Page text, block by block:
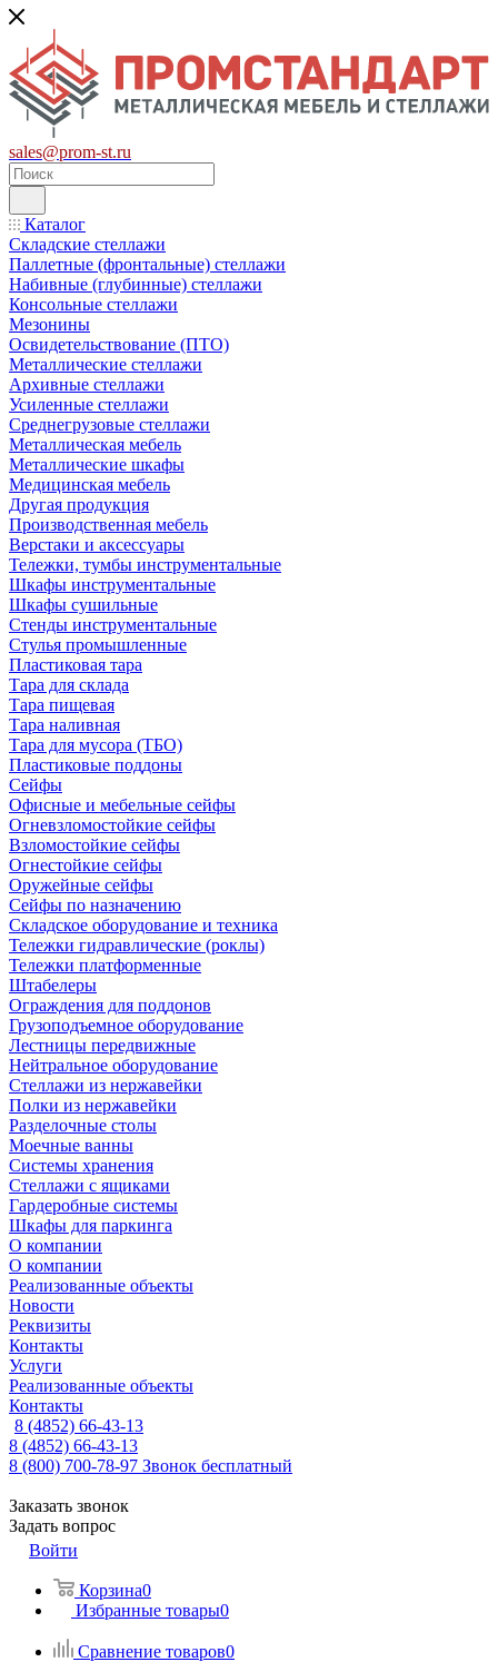
sales@prom-st.ru
Каталог
Складские стеллажи
Паллетные (фронтальные) стеллажи
Набивные (глубинные) стеллажи
Консольные стеллажи
Мезонины
Освидетельствование (ПТО)
Металлические стеллажи
Архивные стеллажи
Усиленные стеллажи
Среднегрузовые стеллажи
Металлическая мебель
Металлические шкафы
Медицинская мебель
Другая продукция
Производственная мебель
Верстаки и аксессуары
Тележки, тумбы инструментальные
Шкафы инструментальные
Шкафы сушильные
Стенды инструментальные
Cтулья промышленные
Пластиковая тара
Тара для склада
Тара пищевая
Тара наливная
Тара для мусора (ТБО)
Пластиковые поддоны
Сейфы
Офисные и мебельные сейфы
Огневзломостойкие сейфы
Взломостойкие сейфы
Огнестойкие сейфы
Оружейные сейфы
Сейфы по назначению
Складское оборудование и техника
Тележки гидравлические (роклы)
Тележки платформенные
Штабелеры
Ограждения для поддонов
Грузоподъемное оборудование
Лестницы передвижные
Нейтральное оборудование
Стеллажи из нержавейки
Полки из нержавейки
Разделочные столы
Моечные ванны
Системы хранения
Стеллажи с ящиками
Гардеробные системы
Шкафы для паркинга
О компании
О компании
Реализованные объекты
Новости
Реквизиты
Контакты
Услуги
Реализованные объекты
Контакты
8 (4852) 66-43-13
8 (4852) 66-43-13
8 (800) 700-78-97 Звонок бесплатный
Заказать звонок
Задать вопрос
Войти
Корзина0
Избранные товары0
Сравнение товаров0